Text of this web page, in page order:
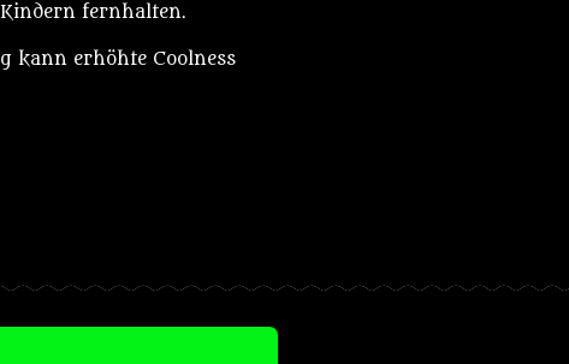
fernhalten.
kann erhöhte Coolness